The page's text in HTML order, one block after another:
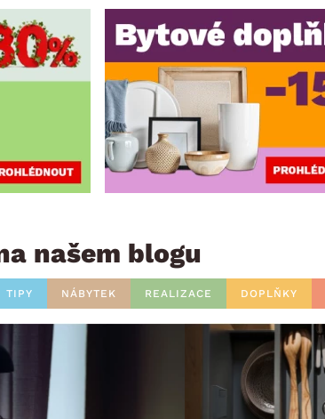
našem blogu
TIPY NÁBYTEK REALIZACE DOPLŇKY